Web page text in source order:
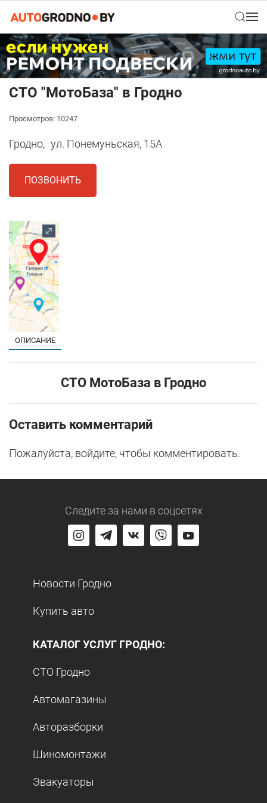
СТО "МотоБаза" в Гродно
Просмотров: 10247
Гродно, ул. Понемуньская, 15А
ПОЗВОНИТЬ
ОПИСАНИЕ
СТО МотоБаза в Гродно
Оставить комментарий
Пожалуйста, войдите, чтобы комментировать.
Следите за нами в соцсетях
Новости Гродно
Купить авто
КАТАЛОГ УСЛУГ ГРОДНО:
СТО Гродно
Автомагазины
Авторазборки
Шиномонтажи
Эвакуаторы